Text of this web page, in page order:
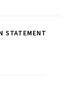
STATEMENT